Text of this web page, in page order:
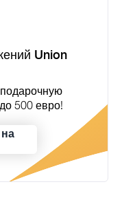
Union
500 евро!